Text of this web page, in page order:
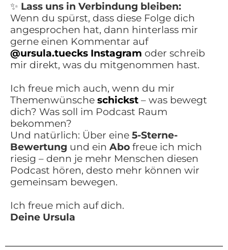
✨ Lass uns in Verbindung bleiben:
Wenn du spürst, dass diese Folge dich
angesprochen hat, dann hinterlass mir
gerne einen Kommentar auf
@ursula.tuecks Instagram oder schreib
mir direkt, was du mitgenommen hast.
Ich freue mich auch, wenn du mir
Themenwünsche schickst – was bewegt
dich? Was soll im Podcast Raum
bekommen?
Und natürlich: Über eine 5-Sterne-
Bewertung und ein Abo freue ich mich
riesig – denn je mehr Menschen diesen
Podcast hören, desto mehr können wir
gemeinsam bewegen.
Ich freue mich auf dich.
Deine Ursula